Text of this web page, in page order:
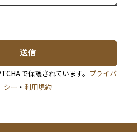
で保護されています。 プライバ
シー ・ 利用規約